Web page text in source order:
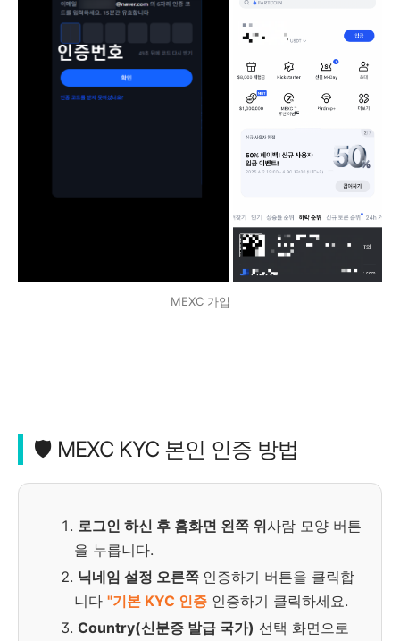
MEXC 가입
🛡️ MEXC KYC 본인 인증 방법
로그인 하신 후 홈화면 왼쪽 위사람 모양 버튼
을 누릅니다.
닉네임 설정 오른쪽 인증하기 버튼을 클릭합
니다 "기본 KYC 인증 인증하기 클릭하세요.
Country(신분증 발급 국가) 선택 화면으로